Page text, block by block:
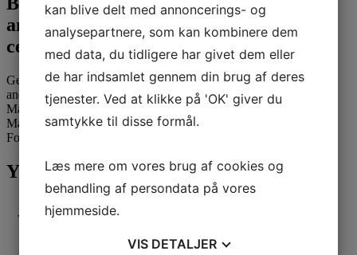
anerkendte uddannelser og
certificeringer
Gennem dette forløb har du mulighed for at få 3 internationalt
anerkendte uddannelser og certificeringer; Google Project
Management: Professional Certificate (6 ETCS ), IBM Project
Manager Professional Certificate (4 ETCS) samt en PRINCE2
Foundation certificeringen på dit CV
Yderligere Information
Varighed 30 days (live webinar + e-learning)
kan blive delt med annoncerings- og
analysepartnere, som kan kombinere dem
med data, du tidligere har givet dem eller
de har indsamlet gennem din brug af deres
tjenester. Ved at klikke på 'OK' giver du
samtykke til disse formål.
Læs mere om vores brug af cookies og
behandling af persondata på vores
hjemmeside.
VIS DETALJER